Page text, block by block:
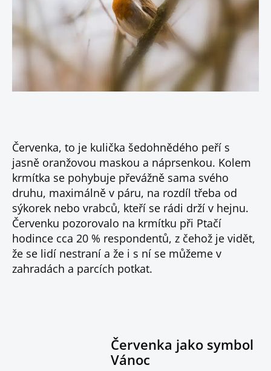
Červenka, to je kulička šedohnědého peří s
jasně oranžovou maskou a náprsenkou. Kolem
krmítka se pohybuje převážně sama svého
druhu, maximálně v páru, na rozdíl třeba od
sýkorek nebo vrabců, kteří se rádi drží v hejnu.
Červenku pozorovalo na krmítku při Ptačí
hodince cca 20 % respondentů, z čehož je vidět,
že se lidí nestraní a že i s ní se můžeme v
zahradách a parcích potkat.
Červenka jako symbol
Vánoc